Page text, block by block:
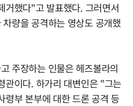
거했다"고 발표했다. 그러면서
량을 공격하는 영상도 공개했
주장하는 인물은 헤즈볼라의
관이다. 하가리 대변인은 "그는
령부 본부에 대한 드론 공격 등